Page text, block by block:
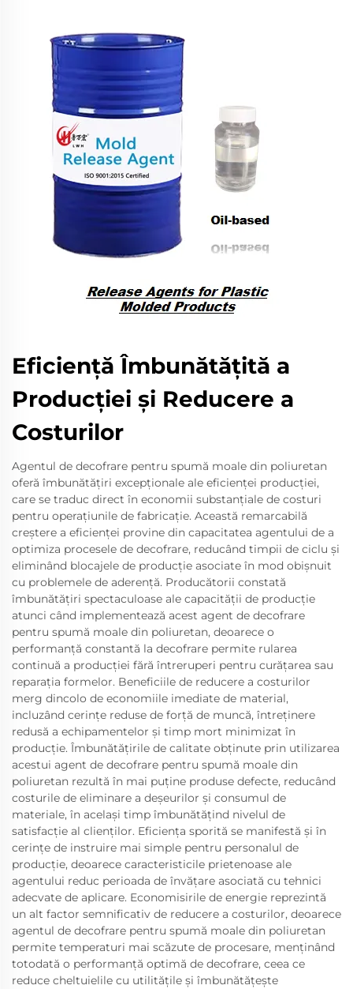
Eficiență Îmbunătățită a
Producției și Reducere a
Costurilor
Agentul de decofrare pentru spumă moale din poliuretan
oferă îmbunătățiri excepționale ale eficienței producției,
care se traduc direct în economii substanțiale de costuri
pentru operațiunile de fabricație. Această remarcabilă
creștere a eficienței provine din capacitatea agentului de a
optimiza procesele de decofrare, reducând timpii de ciclu și
eliminând blocajele de producție asociate în mod obișnuit
cu problemele de aderență. Producătorii constată
îmbunătățiri spectaculoase ale capacității de producție
atunci când implementează acest agent de decofrare
pentru spumă moale din poliuretan, deoarece o
performanță constantă la decofrare permite rularea
continuă a producției fără întreruperi pentru curățarea sau
reparația formelor. Beneficiile de reducere a costurilor
merg dincolo de economiile imediate de material,
incluzând cerințe reduse de forță de muncă, întreținere
redusă a echipamentelor și timp mort minimizat în
producție. Îmbunătățirile de calitate obținute prin utilizarea
acestui agent de decofrare pentru spumă moale din
poliuretan rezultă în mai puține produse defecte, reducând
costurile de eliminare a deșeurilor și consumul de
materiale, în același timp îmbunătățind nivelul de
satisfacție al clienților. Eficiența sporită se manifestă și în
cerințe de instruire mai simple pentru personalul de
producție, deoarece caracteristicile prietenoase ale
agentului reduc perioada de învățare asociată cu tehnici
adecvate de aplicare. Economisirile de energie reprezintă
un alt factor semnificativ de reducere a costurilor, deoarece
agentul de decofrare pentru spumă moale din poliuretan
permite temperaturi mai scăzute de procesare, menținând
totodată o performanță optimă de decofrare, ceea ce
reduce cheltuielile cu utilitățile și îmbunătățește